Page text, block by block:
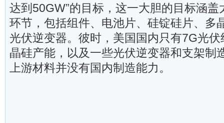
达到50GW”的目标，这一大胆的目标涵
环节，包括组件、电池片、硅锭硅片、多
光伏逆变器。彼时，美国国内只有7G光
晶硅产能，以及一些光伏逆变器和支架制
上游材料并没有国内制造能力。